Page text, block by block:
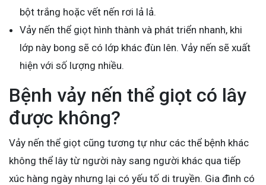
bột trắng hoặc vết nến rơi lả lả.
Vảy nến thể giọt hình thành và phát triển nhanh, khi
lớp này bong sẽ có lớp khác đùn lên. Vảy nến sẽ xuất
hiện với số lượng nhiều.
Bệnh vảy nến thể giọt có lây
được không?
Vảy nến thể giọt cũng tương tự như các thể bệnh khác
không thể lây từ người này sang người khác qua tiếp
xúc hàng ngày nhưng lại có yếu tố di truyền. Gia đình có